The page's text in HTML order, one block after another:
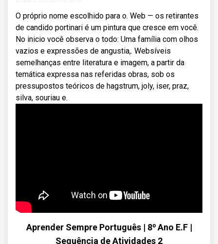
O próprio nome escolhido para o. Web — os retirantes
de candido portinari é um pintura que cresce em você.
No inicio você observa o todo: Uma família com olhos
vazios e expressões de angustia,. Websíveis
semelhanças entre literatura e imagem, a partir da
temática expressa nas referidas obras, sob os
pressupostos teóricos de hagstrum, joly, iser, praz,
silva, souriau e.
Aprender Sempre Português | 8⁰ Ano E.F |
Sequência de Atividades 2